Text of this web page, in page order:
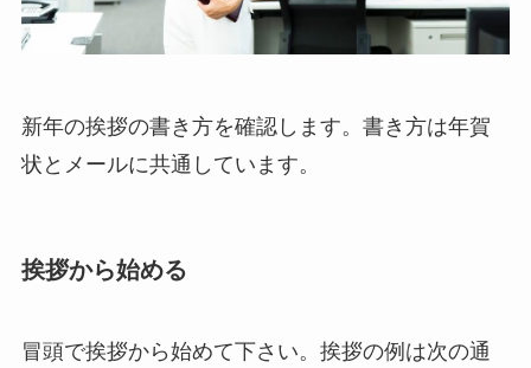
新年の挨拶の書き方を確認します。書き方は年賀
状とメールに共通しています。
挨拶から始める
冒頭で挨拶から始めて下さい。挨拶の例は次の通